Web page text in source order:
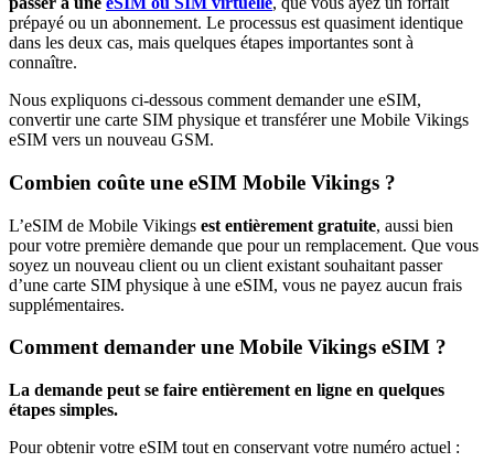
prépayé ou un abonnement. Le processus est quasiment identique
dans les deux cas, mais quelques étapes importantes sont à
connaître.
Nous expliquons ci-dessous comment demander une eSIM,
convertir une carte SIM physique et transférer une Mobile Vikings
eSIM vers un nouveau GSM.
Combien coûte une eSIM Mobile Vikings ?
L’eSIM de Mobile Vikings est entièrement gratuite, aussi bien
pour votre première demande que pour un remplacement. Que vous
soyez un nouveau client ou un client existant souhaitant passer
d’une carte SIM physique à une eSIM, vous ne payez aucun frais
supplémentaires.
Comment demander une Mobile Vikings eSIM ?
La demande peut se faire entièrement en ligne en quelques
étapes simples.
Pour obtenir votre eSIM tout en conservant votre numéro actuel :